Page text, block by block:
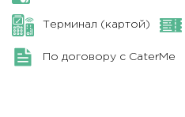
Терминал (картой)
По договору с CaterMe